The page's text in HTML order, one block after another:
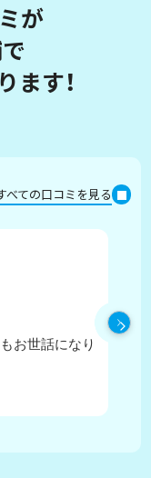
が
ます！
べての口コミを見る
お世話になり